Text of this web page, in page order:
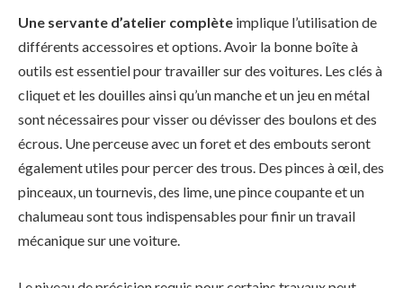
Une servante d’atelier complète implique l’utilisation de
différents accessoires et options. Avoir la bonne boîte à
outils est essentiel pour travailler sur des voitures. Les clés à
cliquet et les douilles ainsi qu’un manche et un jeu en métal
sont nécessaires pour visser ou dévisser des boulons et des
écrous. Une perceuse avec un foret et des embouts seront
également utiles pour percer des trous. Des pinces à œil, des
pinceaux, un tournevis, des lime, une pince coupante et un
chalumeau sont tous indispensables pour finir un travail
mécanique sur une voiture.